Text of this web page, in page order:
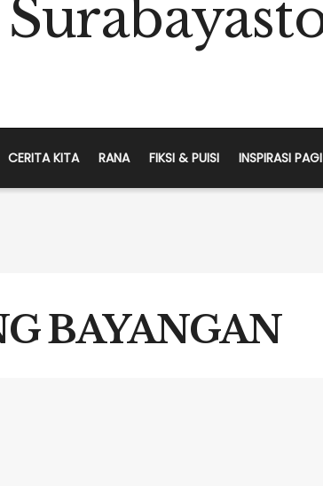
CERITA KITA RANA FIKSI & PUISI INSPIRASI PAGI
BAYANGAN